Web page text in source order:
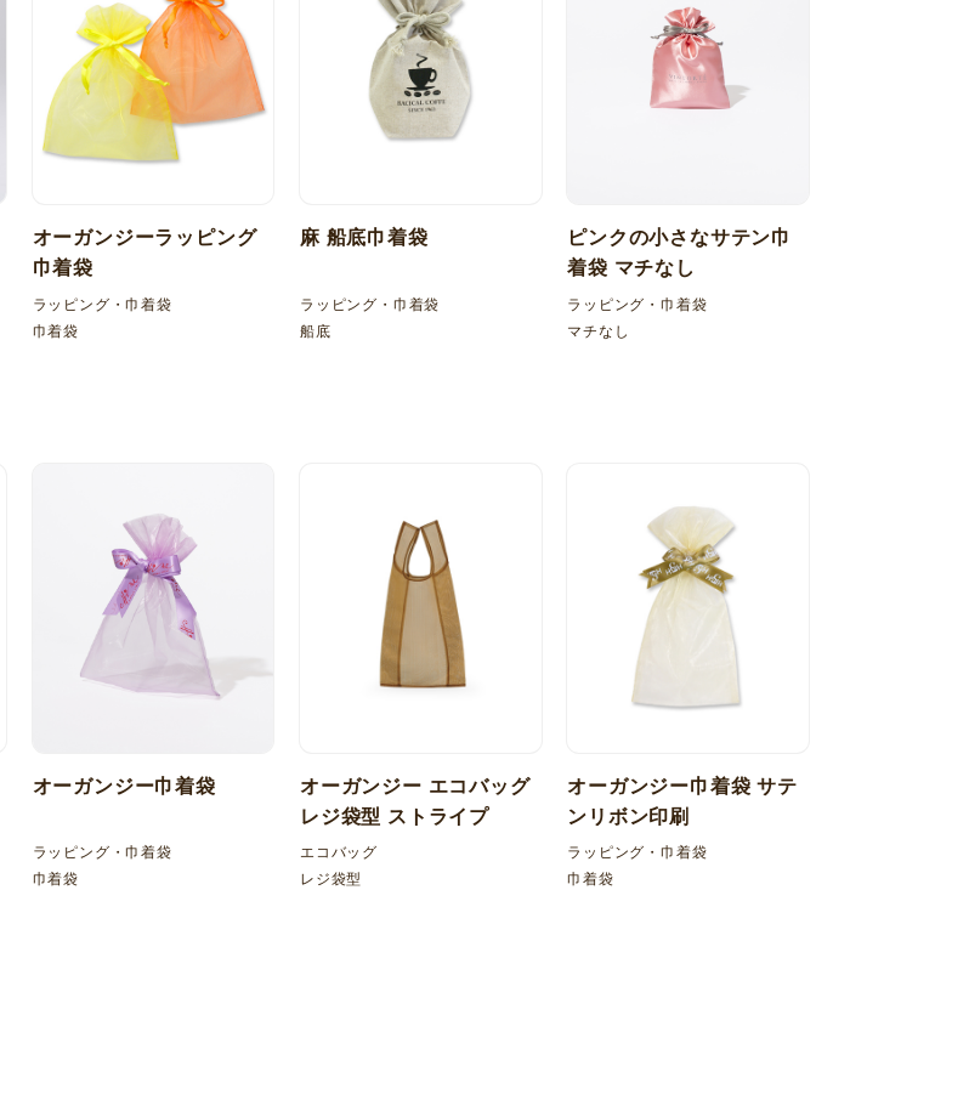
オーガンジーラッピング
巾着袋
ラッピング・巾着袋
巾着袋
麻 船底巾着袋
ラッピング・巾着袋
船底
ピンクの小さなサテン巾
着袋 マチなし
ラッピング・巾着袋
マチなし
オーガンジー巾着袋
ラッピング・巾着袋
巾着袋
オーガンジー エコバッグ
レジ袋型 ストライプ
エコバッグ
レジ袋型
オーガンジー巾着袋 サテ
ンリボン印刷
ラッピング・巾着袋
巾着袋